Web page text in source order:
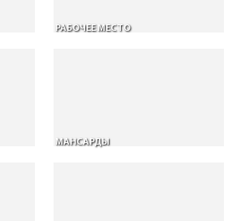
РАБОЧЕЕ МЕСТО
МАНСАРДЫ